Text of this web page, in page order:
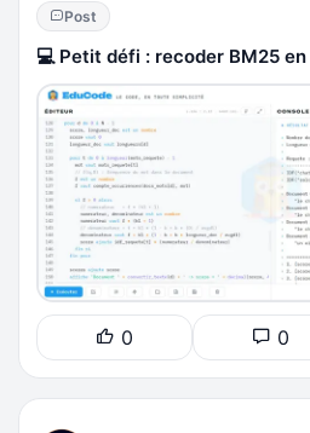
Post
💻 Petit défi : recoder BM25 en
0 0